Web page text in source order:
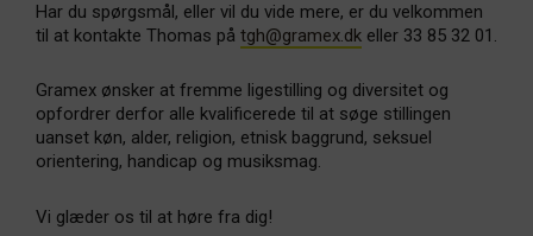
Har du spørgsmål, eller vil du vide mere, er du velkommen
til at kontakte Thomas på tgh@gramex.dk eller 33 85 32 01.
Gramex ønsker at fremme ligestilling og diversitet og
opfordrer derfor alle kvalificerede til at søge stillingen
uanset køn, alder, religion, etnisk baggrund, seksuel
orientering, handicap og musiksmag.
Vi glæder os til at høre fra dig!